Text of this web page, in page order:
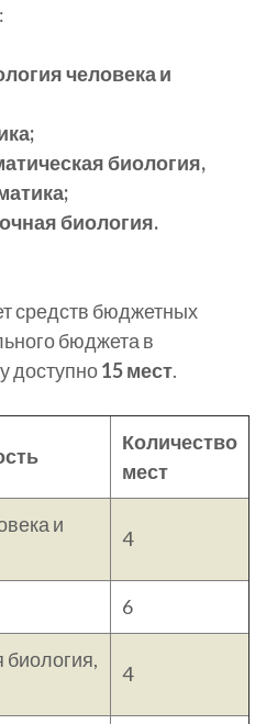
:
человека и
биология,
биология.
средств бюджетных
бюджета в
доступно15 мест.
Количество
мест
и
4
6
биология,
4